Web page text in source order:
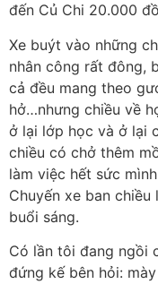
đến Củ Chi 20.000
Xe buýt vào những
nhân công rất đông,
cả đều mang theo
hở…nhưng chiều về
ở lại lớp học và ở lại
chiều có chở thêm
làm việc hết sức
Chuyến xe ban
buổi sáng.
Có lần tôi đang ngồi
đứng kế bên hỏi: